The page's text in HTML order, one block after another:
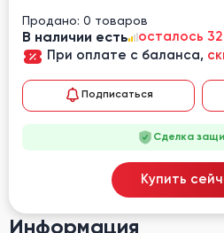
Информация
Продано: 0 товаров
В наличии есть
осталось
При оплате с баланса,
Подписаться
Сделка
Купить